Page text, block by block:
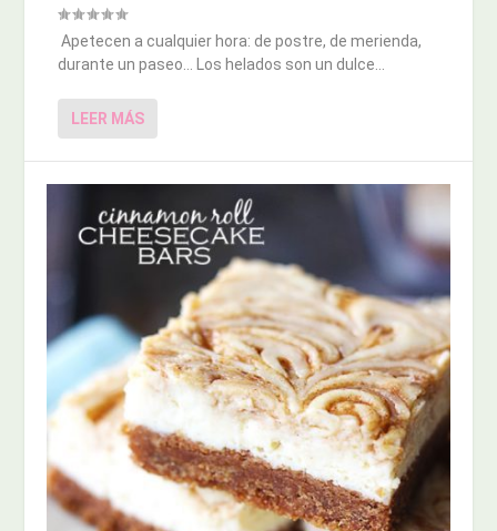
Apetecen a cualquier hora: de postre, de merienda,
durante un paseo… Los helados son un dulce...
LEER MÁS